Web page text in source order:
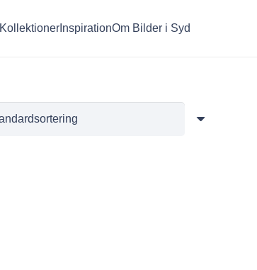
Kollektioner InspirationOm Bilder i Syd